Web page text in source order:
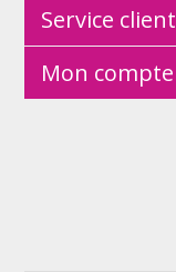
Service client
Mon compte